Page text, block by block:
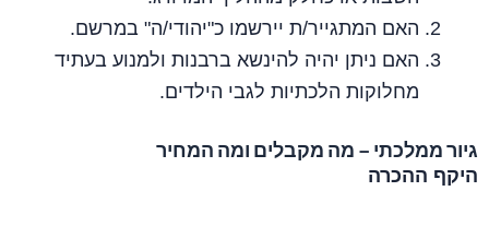
האם המתגייר/ת יירשמו כ"יהודי/ה" במרשם.
האם ניתן יהיה להינשא ברבנות ולמנוע בעתיד
מחלוקות הלכתיות לגבי הילדים.
גיור ממלכתי – מה מקבלים ומה המחיר
היקף ההכרה